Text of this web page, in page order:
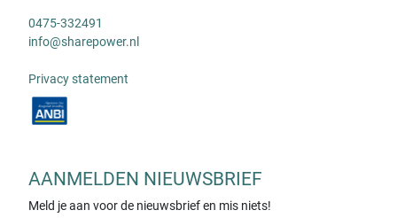
0475-332491
info@sharepower.nl
Privacy statement
AANMELDEN NIEUWSBRIEF
Meld je aan voor de nieuwsbrief en mis niets!